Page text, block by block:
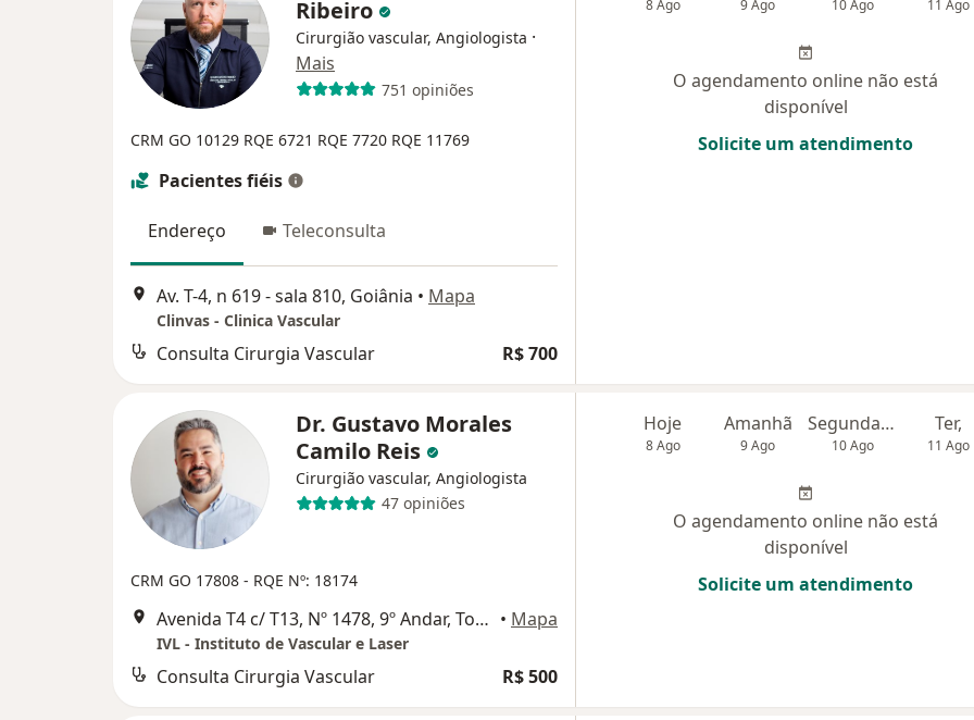
Ribeiro
Cirurgião vascular, Angiologista ·
Mais
751 opiniões
CRM GO 10129 RQE 6721 RQE 7720 RQE 11769
Pacientes fiéis
Endereço Teleconsulta
Av. T-4, n 619 - sala 810, Goiânia • Mapa
Clinvas - Clinica Vascular
Consulta Cirurgia Vascular R$ 700
8 Ago 9 Ago 10 Ago 11 Ago
O agendamento online não está
disponível
Solicite um atendimento
Dr. Gustavo Morales
Camilo Reis
Cirurgião vascular, Angiologista
47 opiniões
CRM GO 17808 - RQE Nº: 18174
Avenida T4 c/ T13, Nº 1478, 9º Andar, Torre A Setor Bueno, Edifício Absolut Business Styles, Goiânia • Mapa
IVL - Instituto de Vascular e Laser
Consulta Cirurgia Vascular R$ 500
Hoje
8 Ago
Amanhã
9 Ago
Segunda-feira
10 Ago
Ter,
11 Ago
O agendamento online não está
disponível
Solicite um atendimento